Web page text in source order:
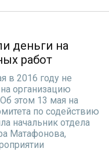
деньги на
работ
в 2016 году не
организацию
этом 13 мая на
по содействию
начальник отдела
Матафонова,